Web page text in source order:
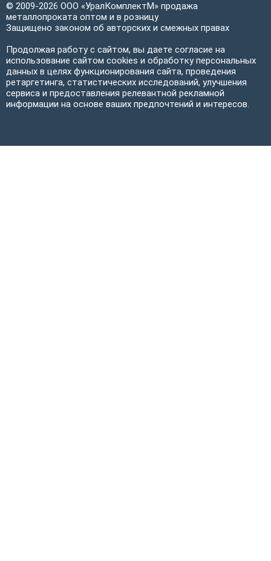
© 2009-2026 ООО «УралКомплектМ» продажа
металлопроката оптом и в розницу
Защищено законом об авторских и смежных правах
Продолжая работу с сайтом, вы даете согласие на
использование сайтом cookies и обработку персональных
данных в целях функционирования сайта, проведения
ретаргетинга, статистических исследований, улучшения
сервиса и предоставления релевантной рекламной
информации на основе ваших предпочтений и интересов.